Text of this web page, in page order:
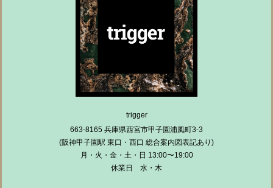
trigger
663-8165 兵庫県西宮市甲子園浦風町3-3
(阪神甲子園駅 東口・西口 総合案内図表記あり)
月・火・金・土・日 13:00〜19:00
休業日 水・木